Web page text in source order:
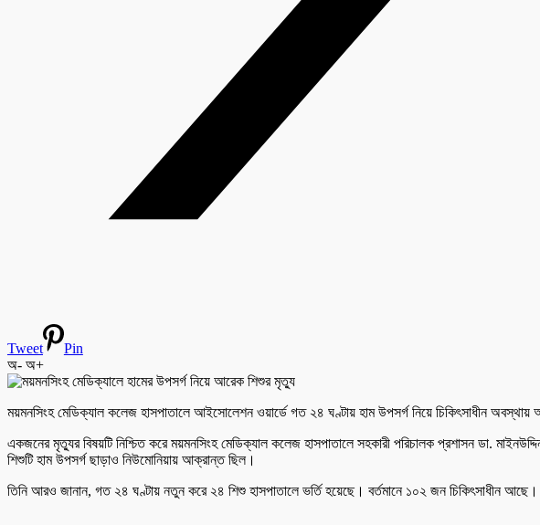
Tweet
Pin
অ- অ+
ময়মনসিংহ মেডিক্যাল কলেজ হাসপাতালে আইসোলেশন ওয়ার্ডে গত ২৪ ঘণ্টায় হাম উপসর্গ নিয়ে চিকিৎসাধীন
একজনের মৃত্যুর বিষয়টি নিশ্চিত করে ময়মনসিংহ মেডিক্যাল কলেজ হাসপাতালে সহকারী পরিচালক প্রশাসন ডা.
শিশুটি হাম উপসর্গ ছাড়াও নিউমোনিয়ায় আক্রান্ত ছিল।
তিনি আরও জানান, গত ২৪ ঘণ্টায় নতুন করে ২৪ শিশু হাসপাতালে ভর্তি হয়েছে। বর্তমানে ১০২ জন চিকিৎসাধীন আছে।